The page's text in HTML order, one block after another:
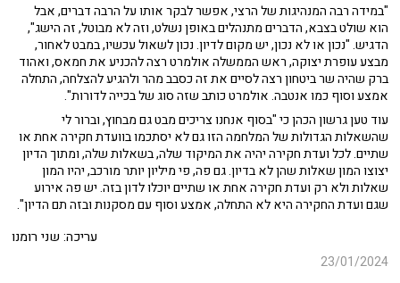
"במידה רבה המנהיגות של הרצי, אפשר לבקר אותו על הרבה דברים, אבל
הוא שולט בצבא, הדברים מתנהלים באופן נשלט, וזה לא מבוטל, זה הישג",
הדגיש. "נכון או לא נכון, יש מקום לדיון. נכון לשאול עכשיו, במבט לאחור,
מבצע עופרת יצוקה, ראש הממשלה אולמרט רצה להכניע את חמאס, ואהוד
ברק שהיה שר ביטחון רצה לסיים את זה כסבב מהר ולהגיע להצלחה, התחלה
אמצע וסוף כמו אנטבה. אולמרט כותב שזה סוג של בכייה לדורות".
עוד טען גרשון הכהן כי "בסוף אנחנו צריכים מבט גם מבחוץ, וברור לי
שהשאלות הגדולות של המלחמה הזו גם לא יסתכמו בוועדת חקירה אחת או
שתיים. לכל ועדת חקירה יהיה את המיקוד שלה, בשאלות שלה, ומתוך הדיון
יצוצו המון שאלות שהן לא בדיון. גם פה, פי מיליון יותר מורכב, יהיו המון
שאלות ולא רק ועדת חקירה אחת או שתיים יוכלו לדון בזה. יש פה אירוע
שגם ועדת החקירה היא לא התחלה, אמצע וסוף עם מסקנות ובזה תם הדיון".
עריכה: שני רומנו
23/01/2024